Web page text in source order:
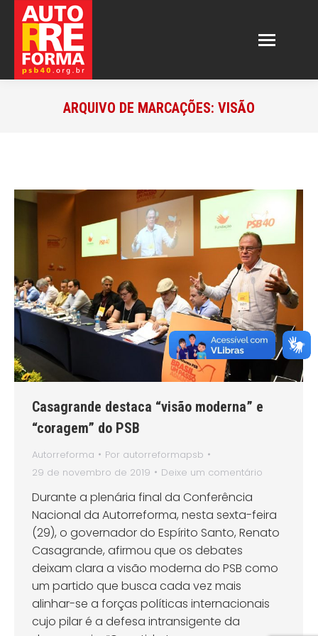
ARQUIVO DE MARCAÇÕES: VISÃO
Casagrande destaca “visão moderna” e
“coragem” do PSB
Autorreforma Por autorreformapsb
29 de novembro de 2019
Deixe um comentário
Durante a plenária final da Conferência
Nacional da Autorreforma, nesta sexta-feira
(29), o governador do Espírito Santo, Renato
Casagrande, afirmou que os debates
deixam clara a visão moderna do PSB como
um partido que busca cada vez mais
alinhar-se a forças políticas internacionais
cujo pilar é a defesa intransigente da